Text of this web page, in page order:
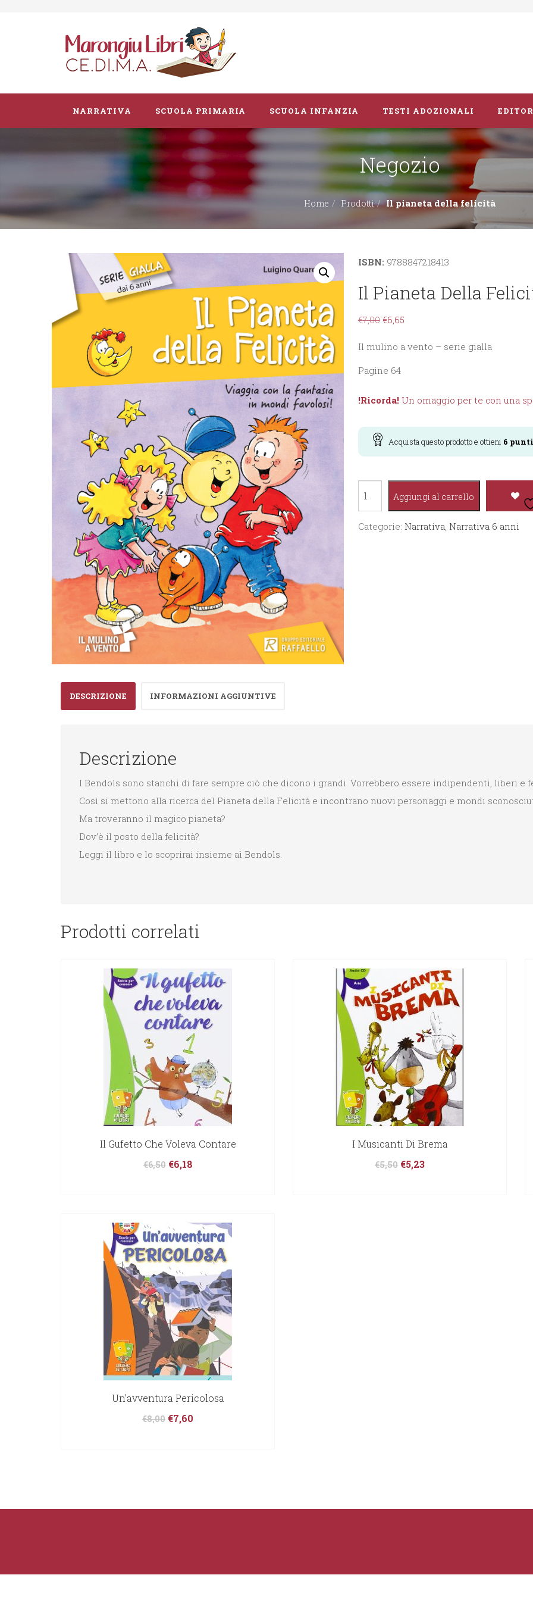
NARRATIVA SCUOLA PRIMARIA
Parascolastico
Vacanze
Guide didattiche
SCUOLA INFANZIA TESTI ADOZIONALI
Negozio
Home Prodotti Il pianeta della felicità
ISBN: 9788847218413
Il Pianeta Della
€7,00 €6,65
Il mulino a vento – serie gialla
Pagine 64
!Ricorda!Un omaggio per te con una
Acquista questo prodotto e ottieni 6 punti
della
Aggiungi al carrello
Categorie: Narrativa, Narrativa 6 anni
DESCRIZIONE INFORMAZIONI AGGIUNTIVE
Descrizione
I Bendols sono stanchi di fare sempre ciò che dicono i grandi. Vorrebbero essere indipendenti, liberi e
Così si mettono alla ricerca del Pianeta della Felicità e incontrano nuovi personaggi e mondi
Ma troveranno il magico pianeta?
Dov’è il posto della felicità?
Leggi il libro e lo scoprirai insieme ai Bendols.
Prodotti correlati
Il Gufetto Che Voleva Contare
€6,50 €6,18
I Musicanti Di Brema
€5,50 €5,23
Un’avventura Pericolosa
€8,00 €7,60